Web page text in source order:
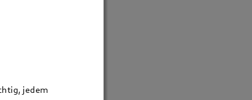
jedem